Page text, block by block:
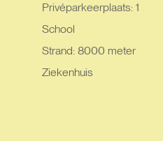
Privéparkeerplaats: 1
School
Strand: 8000 meter
Ziekenhuis